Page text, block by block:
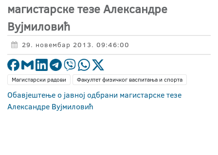
магистарске тезе Александре
Вујмиловић
29. новембар 2013. 09:46:00
Магистарски радови Факултет физичког васпитања и спорта
Обавјештење о јавној одбрани магистарске тезе
Александре Вујмиловић